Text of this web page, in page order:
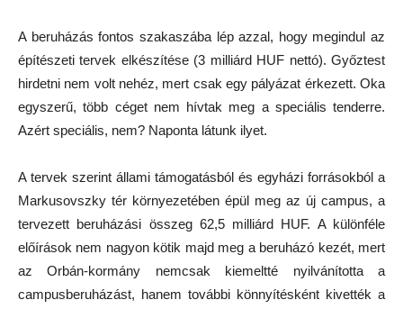
A beruházás fontos szakaszába lép azzal, hogy megindul az
építészeti tervek elkészítése (3 milliárd HUF nettó). Győztest
hirdetni nem volt nehéz, mert csak egy pályázat érkezett. Oka
egyszerű, több céget nem hívtak meg a speciális tenderre.
Azért speciális, nem? Naponta látunk ilyet.
A tervek szerint állami támogatásból és egyházi forrásokból a
Markusovszky tér környezetében épül meg az új campus, a
tervezett beruházási összeg 62,5 milliárd HUF. A különféle
előírások nem nagyon kötik majd meg a beruházó kezét, mert
az Orbán-kormány nemcsak kiemeltté nyilvánította a
campusberuházást, hanem további könnyítésként kivették a